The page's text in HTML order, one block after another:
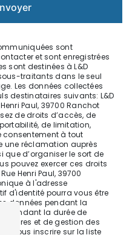
sont
et sont enregistrées
sont destinées à L&D
sous-traitants dans le seul
Les données collectées
destinataires suivants: L&D
Henri Paul, 39700 Ranchot
de droits d’accès, de
de limitation,
consentement à tout
une réclamation auprès
que d’organiser le sort de
pouvez exercer ces droits
Henri Paul, 39700
à l'adresse
d'identité pourra vous être
données pendant la
pendant la durée de
et de gestion des
vous inscrire sur la liste